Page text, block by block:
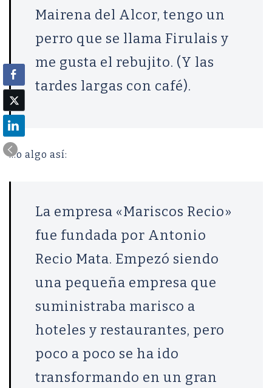
Mairena del Alcor, tengo un
perro que se llama Firulais y
me gusta el rebujito. (Y las
tardes largas con café).
…o algo así:
La empresa «Mariscos Recio»
fue fundada por Antonio
Recio Mata. Empezó siendo
una pequeña empresa que
suministraba marisco a
hoteles y restaurantes, pero
poco a poco se ha ido
transformando en un gran